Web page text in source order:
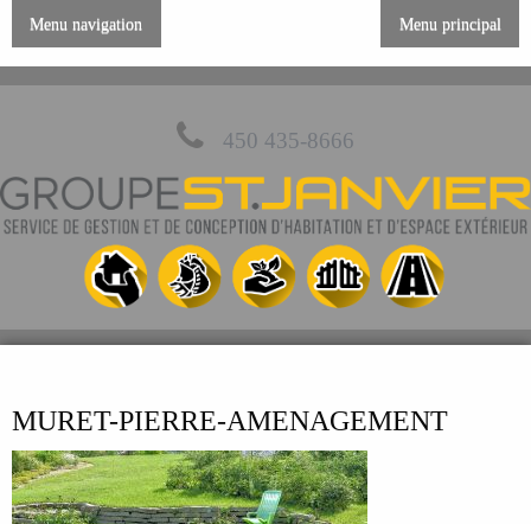
Menu navigation Menu principal
450 435-8666
MURET-PIERRE-AMENAGEMENT